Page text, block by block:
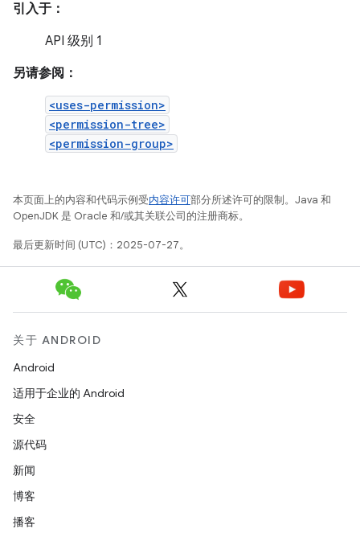
引入于：
API 级别 1
另请参阅：
<uses-permission>
<permission-tree>
<permission-group>
本页面上的内容和代码示例受内容许可部分所述许可的限制。Java 和
OpenJDK 是 Oracle 和/或其关联公司的注册商标。
最后更新时间 (UTC)：2025-07-27。
关于 ANDROID
Android
适用于企业的 Android
安全
源代码
新闻
博客
播客